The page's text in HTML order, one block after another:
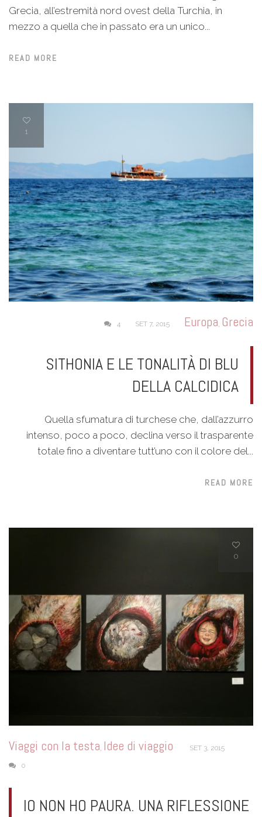
Grecia, all’estremità nord ovest della Turchia, in
mezzo a quella che in passato era un unico...
READ MORE
1
Europa, Grecia
SET 7, 2015
4
SITHONIA E LE TONALITÀ DI BLU
DELLA CALCIDICA
Quella sfumatura di turchese che, dall’azzurro
intenso, poco a poco, declina verso il trasparente
totale fino a diventare tutt’uno con il colore del...
READ MORE
0
Viaggi con la testa, Idee di viaggio SET 3, 2015
0
IO NON HO PAURA. UNA RIFLESSIONE